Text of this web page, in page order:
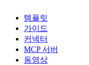
템플릿
가이드
커넥터
MCP 서버
동영상